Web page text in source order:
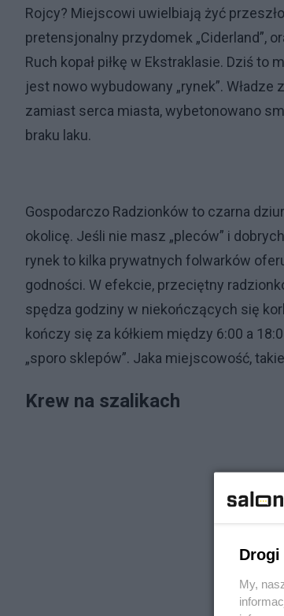
Rojcy? Miejscowi uwielbiają żyć
pretensjonalny przydomek „Ciderland”,
Ruch kopał piłkę w Ekstraklasie. Dziś
jest nowo wybudowany „rynek”.
zamiast serca miasta, wybetonowano
braku laku.
Gospodarczo Radzionków to czarna
okolicę. Jeśli nie masz „pleców” i
rynek to kilka prywatnych folwarków
godności. W efekcie, przeciętny
spędza godziny w niekończących się
kończy się za kółkiem między 6:00 a
„sporo sklepów”. Jaka miejscowość,
Krew na szalikach
My,